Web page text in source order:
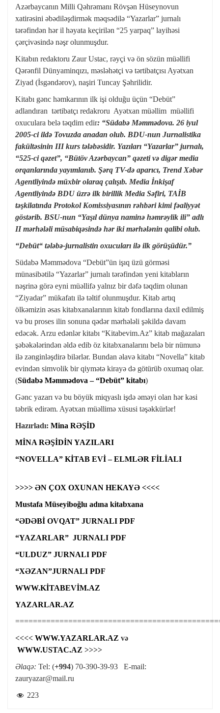
Azərbaycanın Milli Qəhrəmanı Rövşən Hüseynovun
xatirəsini əbədiləşdirmək məqsədilə “Yazarlar” jurnalı
tərəfindən hər il həyata keçirilən “25 yarpaq” layihəsi
çərçivəsində nəşr olunmuşdur.
Kitabın redaktoru Zaur Ustac, rəyçi və ön sözün müəllifi
Qərənfil Dünyaminqızı, məsləhətçi və tərtibatçısı Ayətxan
Ziyad (İsgəndərov), naşiri Tuncay Şəhrilidir.
Kitabı gənc həmkarının ilk işi olduğu üçün “Debüt”
adlandıran tərtibatçı redakroru Ayətxan müəllim müəllifi
oxuculara belə təqdim edir: “Südabə Məmmədova. 26 iyul
2005-ci ildə Tovuzda anadan olub. BDU-nun Jurnalistika
fakültəsinin III kurs tələbəsidir. Yazıları “Yazarlar” jurnalı,
“525-ci qəzet”, “Bütöv Azərbaycan” qəzeti və digər media
orqanlarında yayımlanıb. Şərq TV-də aparıcı, Trend Xəbər
Agentliyində müxbir olaraq çalışıb. Media İnkişaf
Agentliyində BDU üzrə ilk birillik Media Səfiri, TAİB
təşkilatında Protokol Komissiyasının rəhbəri kimi fəaliyyət
göstərib. BSU-nun “Yaşıl dünya naminə həmrəylik ili” adlı
II mərhələli müsabiqəsində hər iki mərhələnin qalibi olub.
“Debüt“ tələbə-jurnalistin oxucuları ilə ilk görüşüdür.”
Südabə Məmmədova “Debüt”ün işıq üzü görməsi
münasibətilə “Yazarlar” jurnalı tərəfindən yeni kitabların
nəşrinə görə eyni müəllifə yalnız bir dəfə təqdim olunan
“Ziyadar” mükafatı ilə təltif olunmuşdur. Kitab artıq
ölkəmizin əsas kitabxanalarının kitab fondlarına daxil edilmiş
və bu proses ilin sonuna qədər mərhələli şəkildə davam
edəcək. Arzu edənlər kitabı “Kitabevim.Az” kitab mağazaları
şəbəkələrindən əldə edib öz kitabxanalarını belə bir nümunə
ilə zənginləşdirə bilərlər. Bundan əlavə kitabı “Novella” kitab
evindən simvolik bir qiymətə kirayə də götürüb oxumaq olar.
(Südabə Məmmədova – “Debüt” kitabı)
Gənc yazarı və bu böyük miqyaslı işdə əməyi olan hər kəsi
təbrik edirəm. Ayətxan müəllimə xüsusi təşəkkürlər!
Hazırladı: Mina RƏŞİD
MİNA RƏŞİDİN YAZILARI
“NOVELLA” KİTAB EVİ – ELMLƏR FİLİALI
>>>> ƏN ÇOX OXUNAN HEKAYƏ <<<<
Mustafa Müseyiboğlu adına kitabxana
“ƏDƏBİ OVQAT” JURNALI PDF
“YAZARLAR” JURNALI PDF
“ULDUZ” JURNALI PDF
“XƏZAN”JURNALI PDF
WWW.KİTABEVİM.AZ
YAZARLAR.AZ
<<<< WWW.YAZARLAR.AZ və
WWW.USTAC.AZ >>>>
Əlaqə: Tel: (+994) 70-390-39-93 E-mail:
zauryazar@mail.ru
223